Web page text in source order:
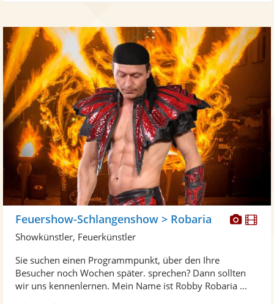
Feuershow-Schlangenshow > Robaria
Showkünstler, Feuerkünstler
Sie suchen einen Programmpunkt, über den Ihre
Besucher noch Wochen später. sprechen? Dann sollten
wir uns kennenlernen. Mein Name ist Robby Robaria ...